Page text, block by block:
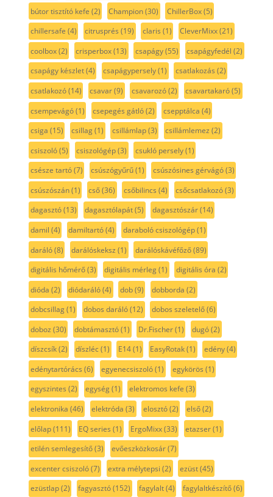
bútor tisztító kefe (2) Champion(30) ChillerBox(5)
chillersafe (4) citrusprés (19) claris (1) CleverMixx(21)
coolbox(2) crisperbox(13) csapágy(55) csapágyfedél (2)
csapágy készlet(4) csapágypersely(1) csatlakozás (2)
csatlakozó(14) csavar(9) csavarozó(2) csavartakaró(5)
csempevágó(1) csepegés gátló(2) csepptálca (4)
csiga (15) csillag(1) csillámlap(3) csillámlemez (2)
csiszoló(5) csiszológép(3) csukló persely(1)
csésze tartó(7) csúszógyűrű(1) csúszósines gérvágó(3)
csúszószán(1) cső(36) csőbilincs (4) csőcsatlakozó(3)
dagasztó(13) dagasztólapát(5) dagasztószár(14)
damil (4) damiltartó(4) daraboló csiszológép(1)
daráló(8) darálóskeksz (1) darálóskávéfőző(89)
digitális hőmérő(3) digitális mérleg(1) digitális óra (2)
dióda (2) diódaráló(4) dob(9) dobborda (2)
dobcsillag(1) dobos daráló(12) dobos szeletelő(6)
doboz (30) dobtámasztó(1) Dr.Fischer(1) dugó(2)
díszcsík(2) díszléc(1) E14(1) EasyRotak(1) edény(4)
edénytartórács (6) egyenecsiszoló(1) egykörös (1)
egyszintes (2) egység(1) elektromos kefe (3)
elektronika (46) elektróda (3) elosztó(2) első(2)
előlap(111) EQ series (1) ErgoMixx(33) etazser(1)
etilén semlegesítő(3) evőeszközkosár(7)
excenter csiszoló(7) extra mélytepsi (2) ezüst(45)
ezüstlap(2) fagyasztó(152) fagylalt(4) fagylaltkészítő(6)